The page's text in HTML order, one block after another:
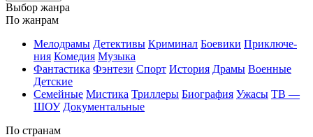
Вы­бор жан­ра
По жан­рам
Ме­ло­дра­мы Де­тек­ти­вы Кри­ми­нал Бое­ви­ки При­клю­че­
ния Ко­ме­дия Му­зы­ка
Фан­та­сти­ка Фэн­те­зи Спорт Ис­то­рия Дра­мы Во­ен­ные
Дет­ские
Се­мей­ные Мис­ти­ка Трил­ле­ры Био­гра­фия Ужа­сы ТВ —
ШОУ До­ку­мен­таль­ные
По стра­нам